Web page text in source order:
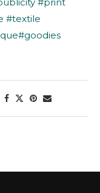
#textile
#goodies